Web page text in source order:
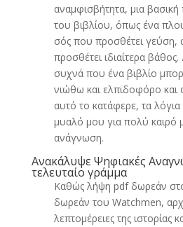
αναμφισβήτητα, μια
του βιβλίου, όπως ένα
σός που προσθέτει γεύση,
προσθέτει ιδιαίτερα
συχνά που ένα βιβλίο
νιώθω και ελπιδοφόρο και
αυτό το κατάφερε, τα
μυαλό μου για πολύ καιρό
ανάγνωση.
Ανακάλυψε Ψηφιακές
τελευταίο γράμμα
Καθώς λήψη pdf δωρεάν
δωρεάν του Watchmen,
λεπτομέρειες της ιστορίας